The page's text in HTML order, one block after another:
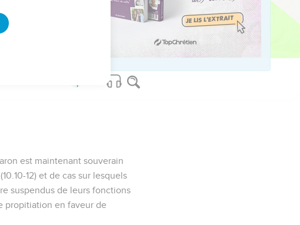
est maintenant souverain
10.10-12) et de cas sur lesquels
suspendus de leurs fonctions
propitiation en faveur de